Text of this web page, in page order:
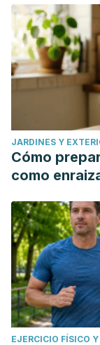
JARDINES Y
Cómo
como
EJERCICIO FÍSICO